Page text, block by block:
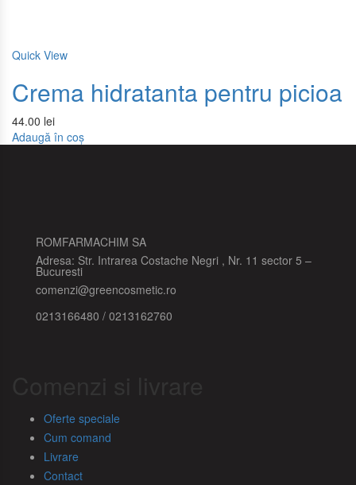
Quick View
Crema hidratanta pentru
44.00 lei
Adaugă în coș
ROMFARMACHIM SA
Adresa: Str. Intrarea Costache Negri , Nr. 11 sector 5 –
Bucuresti
comenzi@greencosmetic.ro
0213166480 / 0213162760
Oferte speciale
Cum comand
Livrare
Contact